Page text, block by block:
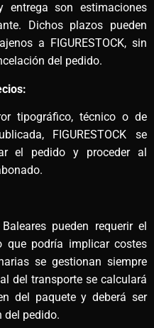
entrega son estimaciones
Dichos plazos pueden
a FIGURESTOCK, sin
del pedido.
tipográfico, técnico o de
FIGURESTOCK se
el pedido y proceder al
pueden requerir el
que podría implicar costes
se gestionan siempre
del transporte se calculará
del paquete y deberá ser
del pedido.